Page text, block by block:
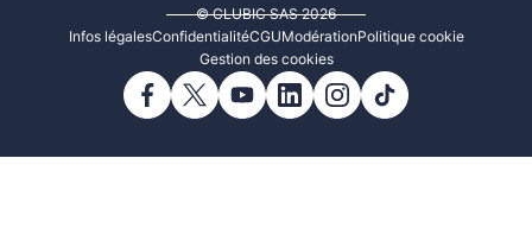
© CLUBIC SAS 2026
Infos légalesConfidentialitéCGUModérationPolitique cookie
Gestion des cookies